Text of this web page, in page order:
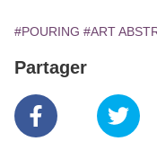
#POURING #ART
Partager